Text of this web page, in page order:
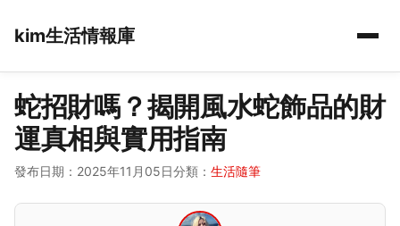
kim生活情報庫
蛇招財嗎？揭開風水蛇飾品的財
運真相與實用指南
發布日期：2025年11月05日分類： 生活隨筆